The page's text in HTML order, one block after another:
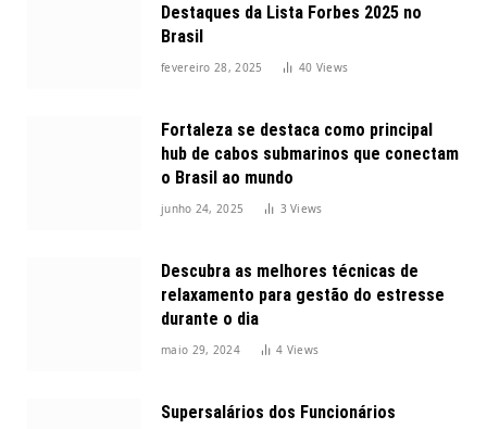
Destaques da Lista Forbes 2025 no
Brasil
fevereiro 28, 2025 40 Views
Fortaleza se destaca como principal
hub de cabos submarinos que conectam
o Brasil ao mundo
junho 24, 2025 3Views
Descubra as melhores técnicas de
relaxamento para gestão do estresse
durante o dia
maio 29, 2024 4 Views
Supersalários dos Funcionários